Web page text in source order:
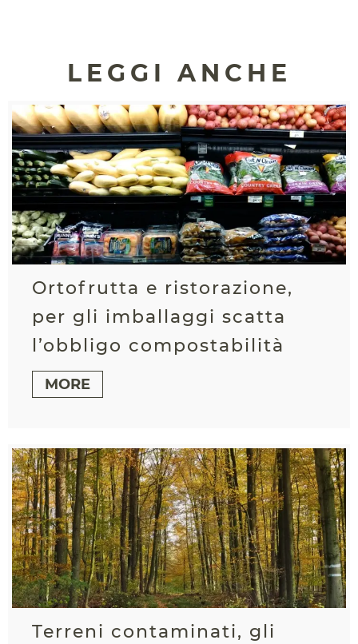
LEGGI ANCHE
Ortofrutta e ristorazione,
per gli imballaggi scatta
l’obbligo compostabilità
MORE
Terreni contaminati, gli